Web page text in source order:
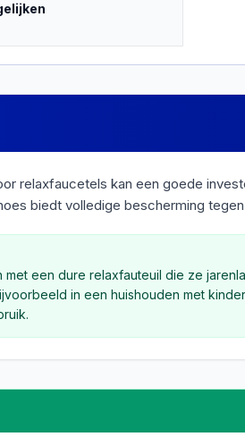
relaxfaucetels kan een goede
biedt volledige bescherming
met een dure relaxfauteuil die ze
in een huishouden met